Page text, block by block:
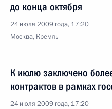
до конца октября
24 июля 2009 года, 17:20
Москва, Кремль
К июлю заключено
контрактов в рамках
24 июля 2009 года, 17:20